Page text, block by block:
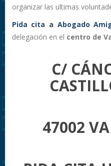
organizar las ultimas
Pida cita a Abogado
delegación en el centro de
C/
47002